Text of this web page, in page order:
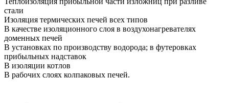
стали
Изоляция термических печей всех типов
В качестве изоляционного слоя в воздухонагревателях
доменных печей
В установках по производству водорода; в футеровках
прибыльных надставок
В изоляции котлов
В рабочих слоях колпаковых печей.